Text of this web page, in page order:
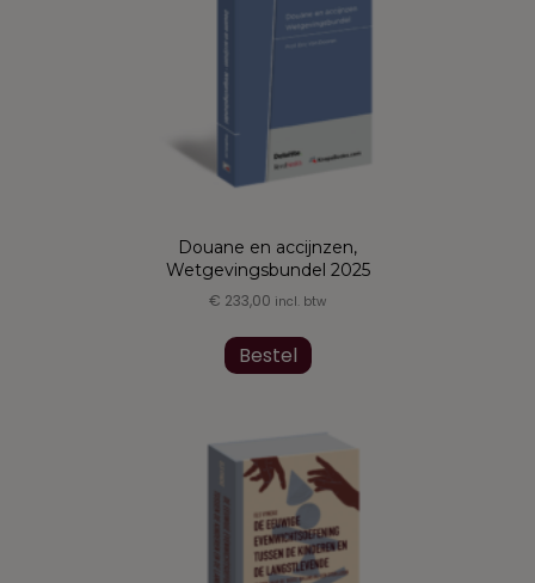
Douane en accijnzen,
Wetgevingsbundel 2025
€ 233,00 incl. btw
Bestel